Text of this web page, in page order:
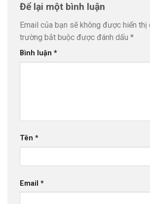
Để lại một bình luận
Email của bạn sẽ không được hiển thị
trường bắt buộc được đánh dấu *
Bình luận *
Tên *
Email *